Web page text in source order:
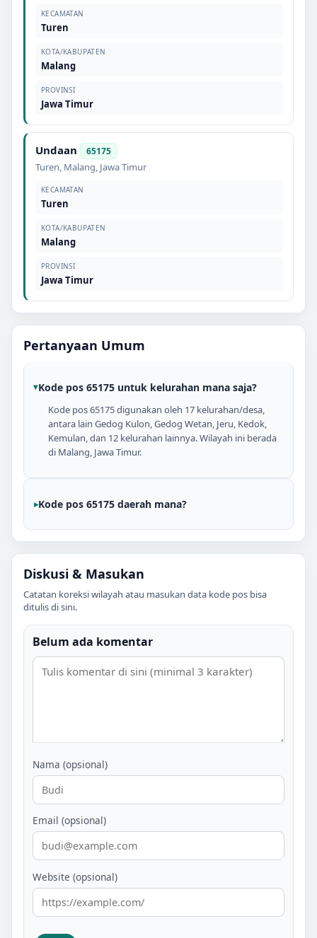
KECAMATAN
Turen
KOTA/KABUPATEN
Malang
PROVINSI
Jawa Timur
Undaan 65175
Turen, Malang, Jawa Timur
KECAMATAN
Turen
KOTA/KABUPATEN
Malang
PROVINSI
Jawa Timur
Pertanyaan Umum
Kode pos 65175 untuk kelurahan mana saja?
Kode pos 65175 digunakan oleh 17 kelurahan/desa,
antara lain Gedog Kulon, Gedog Wetan, Jeru, Kedok,
Kemulan, dan 12 kelurahan lainnya. Wilayah ini berada
di Malang, Jawa Timur.
Kode pos 65175 daerah mana?
Diskusi & Masukan
Catatan koreksi wilayah atau masukan data kode pos bisa
ditulis di sini.
Belum ada komentar
Nama (opsional)
Email (opsional)
Website (opsional)